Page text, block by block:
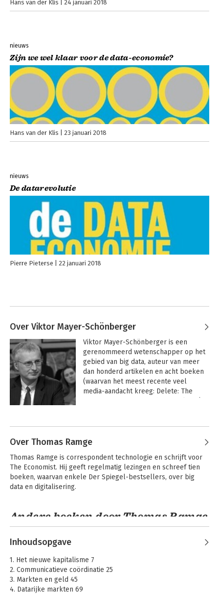
Hans van der Klis 24 januari 2018
nieuws
Zijn we wel klaar voor de data-economie?
Hans van der Klis 23 januari 2018
nieuws
De datarevolutie
Pierre Pieterse 22 januari 2018
Over Viktor Mayer-Schönberger
Viktor Mayer-Schönberger is een
gerenommeerd wetenschapper op het
gebied van big data, auteur van meer
dan honderd artikelen en acht boeken
(waarvan het meest recente veel
media-aandacht kreeg: Delete: The
Framers
Over Thomas Ramge
Thomas Ramge is correspondent technologie en schrijft voor
The Economist. Hij geeft regelmatig lezingen en schreef tien
boeken, waarvan enkele Der Spiegel-bestsellers, over big
data en digitalisering.
Andere boeken door Thomas Ramge
Inhoudsopgave
1. Het nieuwe kapitalisme 7
2. Communicatieve coördinatie 25
3. Markten en geld 45
4. Datarijke markten 69